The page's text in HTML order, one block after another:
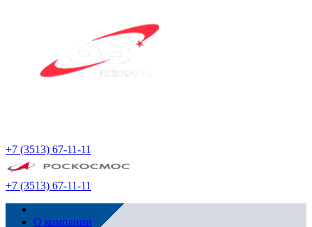
+7 (3513) 67-11-11
+7 (3513) 67-11-11
О компании